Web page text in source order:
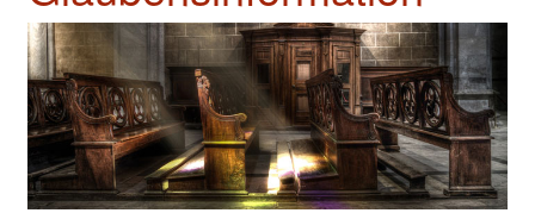
Kultur
Valentinstage
Impressum